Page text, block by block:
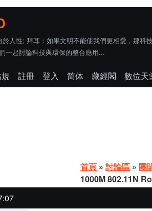
於人性; 拜耳：如果文明不能使我們更相愛，那科
一起討論科技與環保的整合應用...
註冊 登入 简体 藏經閣
數位天
首頁 » 討論區 » 團
1000M 802.11N